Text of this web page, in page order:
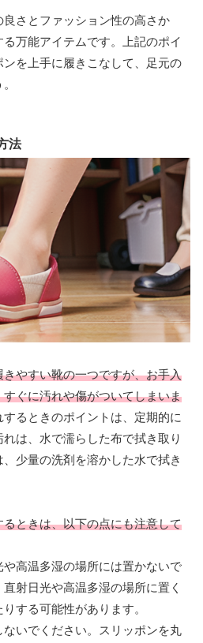
さとファッション性の高さか
万能アイテムです。上記のポイ
を上手に履きこなして、足元の
法
やすい靴の一つですが、お手入
ぐに汚れや傷がついてしまいま
るときのポイントは、定期的に
は、水で濡らした布で拭き取り
少量の洗剤を溶かした水で拭き
ときは、以下の点にも注意して
や高温多湿の場所には置かないで
射日光や高温多湿の場所に置く
する可能性があります。
ないでください。スリッポンを丸